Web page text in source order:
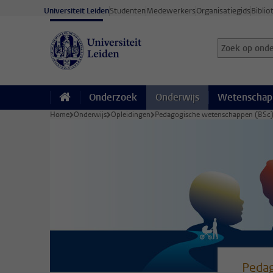
Ga direct naar de inhoud
Universiteit LeidenStudentenMedewerkersOrganisatiegids
Zoek op
Zoekterm
Onderzoek Onderwijs
Home Onderwijs Opleidingen Pedagogische wetenschappen (BSc)